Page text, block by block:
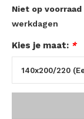
Niet op voorraad
werkdagen
Kies je maat: *